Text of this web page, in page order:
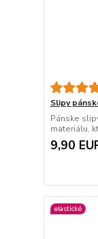
Slipy
Pánske
materiálu,
9,90
elastické